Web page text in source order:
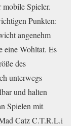
Spieler.
Punkten:
angenehm
eine Wohltat. Es
des
unterwegs
und halten
Spielen mit
Catz C.T.R.L.i